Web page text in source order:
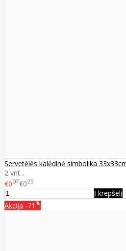
Servetėlės kalėdinė simbolika
2 vnt...
€007€025
Į krepšelį
Akcija -71 %